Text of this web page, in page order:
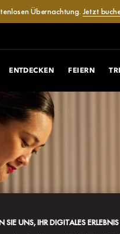
Übernachtung. Jetzt
ENTDECKEN FEIERN
SIE UNS, IHR DIGITALES